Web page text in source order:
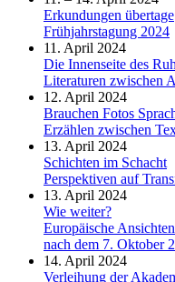
Erkundungen übertage
Frühjahrstagung 2024
11. April 2024
Die Innenseite des
Literaturen zwischen
12. April 2024
Brauchen Fotos
Erzählen zwischen
13. April 2024
Schichten im Schacht
Perspektiven auf
13. April 2024
Wie weiter?
Europäische
nach dem 7. Oktober
14. April 2024
Verleihung der